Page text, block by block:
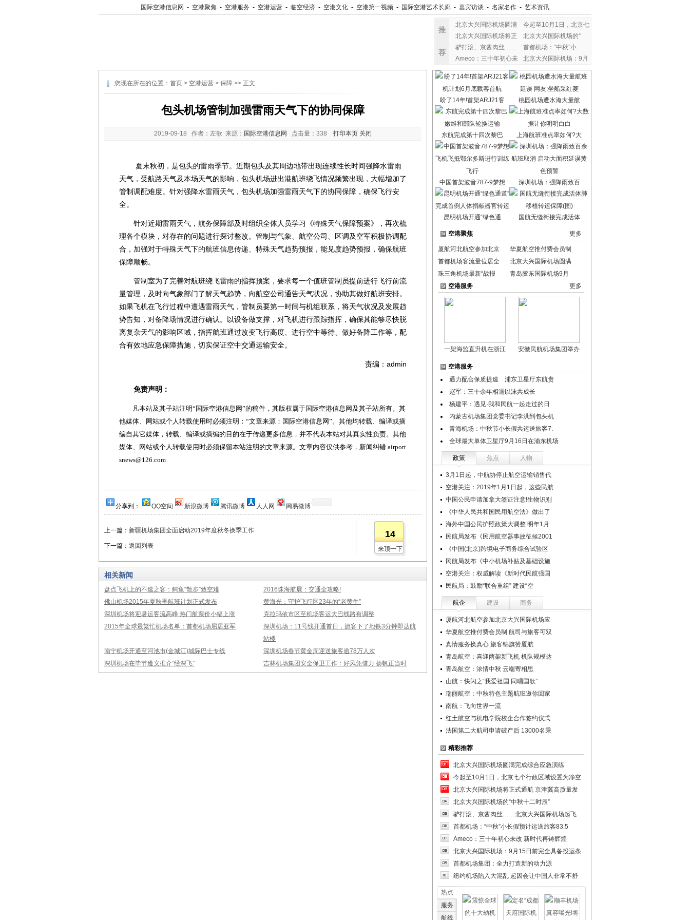
国际空港信息网 - 空港聚焦 - 空港服务 - 空港运营 - 临空经济 - 空港文化 - 空港第一视频 - 国际空港艺术长廊 - 嘉宾访谈 - 名家名作 - 艺术资讯
推
荐
北京大兴国际机场圆满
今起至10月1日，北京七
北京大兴国际机场将正
北京大兴国际机场的“
驴打滚、京酱肉丝……
首都机场：“中秋”小
Ameco：三十年初心未
改
北京大兴国际机场：9月
您现在所在的位置： 首页 > 空港运营 > 保障 >> 正文
包头机场管制加强雷雨天气下的协同保障
2019-09-18 作者：左歌 来源： 国际空港信息网 点击量： 338 打印本页 关闭
夏末秋初，是包头的雷雨季节。近期包头及其周边地带出现连续性长时间强降水雷雨
天气，受航路天气及本场天气的影响，包头机场进出港航班绕飞情况频繁出现，大幅增加了
管制调配难度。针对强降水雷雨天气，包头机场加强雷雨天气下的协同保障，确保飞行安
全。
针对近期雷雨天气，航务保障部及时组织全体人员学习《特殊天气保障预案》，再次梳
理各个模块，对存在的问题进行探讨整改。管制与气象、航空公司、区调及空军积极协调配
合，加强对于特殊天气下的航班信息传递、特殊天气趋势预报，能见度趋势预报，确保航班
保障顺畅。
管制室为了完善对航班绕飞雷雨的指挥预案，要求每一个值班管制员提前进行飞行前流
量管理，及时向气象部门了解天气趋势，向航空公司通告天气状况，协助其做好航班安排。
如果飞机在飞行过程中遭遇雷雨天气，管制员要第一时间与机组联系，将天气状况及发展趋
势告知，对备降场情况进行确认。以设备做支撑，对飞机进行跟踪指挥，确保其能够尽快脱
离复杂天气的影响区域，指挥航班通过改变飞行高度、进行空中等待、做好备降工作等，配
合有效地应急保障措施，切实保证空中交通运输安全。
责编：admin
免责声明：
凡本站及其子站注明“国际空港信息网”的稿件，其版权属于国际空港信息网及其子站所有。其
他媒体、网站或个人转载使用时必须注明：“文章来源：国际空港信息网”。其他均转载、编译或摘
编自其它媒体，转载、编译或摘编的目的在于传递更多信息，并不代表本站对其真实性负责。其他
媒体、网站或个人转载使用时必须保留本站注明的文章来源。文章内容仅供参考，新闻纠错 airport
snews@126.com
分享到： QQ空间 新浪微博 腾讯微博 人人网 网易微博
上一篇： 新疆机场集团全面启动2019年度秋冬换季工作
下一篇： 返回列表
14
来顶一下
相关新闻
盘点飞机上的不速之客：鳄鱼“散步”致空难
2016珠海航展：交通全攻略!
佛山机场2015年夏秋季航班计划正式发布
黄海光：守护飞行区23年的“老黄牛”
深圳机场将迎暑运客流高峰 热门航票价小幅上涨
克拉玛依市区至机场客运大巴线路有调整
2015年全球最繁忙机场名单：首都机场屈居亚军
深圳机场：11号线开通首日，旅客下了地铁3分钟即达航
站楼
南宁机场开通至河池市(金城江)城际巴士专线
深圳机场春节黄金周迎送旅客逾78万人次
深圳机场在毕节遵义推介“经深飞”
吉林机场集团安全保卫工作：好风凭借力 扬帆正当时
盼了14年!首架ARJ21客 桃园机场遭水淹大量航
东航完成第十四次黎巴 上海航班准点率如何?大
中国首架波音787-9梦想 深圳机场：强降雨致百
昆明机场开通“绿色通 国航无缝衔接完成活体
空港聚焦 更多
厦航河北航空参加北京
华夏航空推付费会员制
首都机场客流量位居全
北京大兴国际机场圆满
珠三角机场最新“战报
青岛胶东国际机场9月
空港服务
更多
一架海监直升机在浙江 安徽民航机场集团举办
空港服务
通力配合保质提速 浦东卫星厅东航贵
赵军：三十余年相濡以沫共成长
杨建平：遇见·我和民航一起走过的日
内蒙古机场集团党委书记李洪到包头机
青海机场：中秋节小长假共运送旅客7.
全球最大单体卫星厅9月16日在浦东机场
政策 焦点 人物
3月1日起，中航协停止航空运输销售代
空港关注：2019年1月1日起，这些民航
中国公民申请加拿大签证注意!生物识别
《中华人民共和国民用航空法》做出了
海外中国公民护照政策大调整 明年1月
民航局发布《民用航空器事故征候2001
《中国(北京)跨境电子商务综合试验区
民航局发布《中小机场补贴及基础设施
空港关注：权威解读《新时代民航强国
民航局：鼓励“联合重组” 建设“空
航企 建设 商务
厦航河北航空参加北京大兴国际机场应
华夏航空推付费会员制 航司与旅客可双
真情服务换真心 旅客锦旗赞厦航
青岛航空：喜迎两架新飞机 机队规模达
青岛航空：浓情中秋 云端寄相思
山航：快闪之“我爱祖国 同唱国歌”
瑞丽航空：中秋特色主题航班邀你回家
南航：飞向世界一流
红土航空与机电学院校企合作签约仪式
法国第二大航司申请破产后 13000名乘
精彩推荐
北京大兴国际机场圆满完成综合应急演练
今起至10月1日，北京七个行政区域设置为净空
北京大兴国际机场将正式通航 京津冀高质量发
北京大兴国际机场的“中秋十二时辰”
驴打滚、京酱肉丝……北京大兴国际机场起飞
首都机场：“中秋”小长假预计运送旅客83.5
Ameco：三十年初心未改 新时代再铸辉煌
北京大兴国际机场：9月15日前完全具备投运条
首都机场集团：全力打造新的动力源
纽约机场陷入大混乱 起因会让中国人非常不舒
热点
服务
航线